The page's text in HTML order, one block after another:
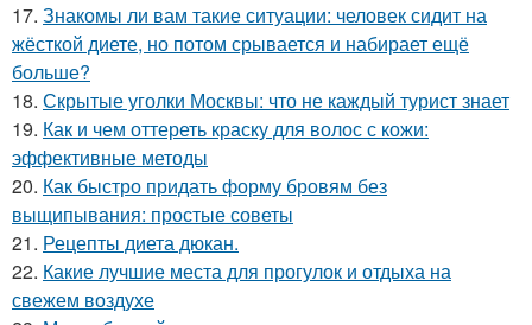
17. Знакомы ли вам такие ситуации: человек сидит на
жёсткой диете, но потом срывается и набирает ещё
больше?
18. Скрытые уголки Москвы: что не каждый турист знает
19. Как и чем оттереть краску для волос с кожи:
эффективные методы
20. Как быстро придать форму бровям без
выщипывания: простые советы
21. Рецепты диета дюкан.
22. Какие лучшие места для прогулок и отдыха на
свежем воздухе